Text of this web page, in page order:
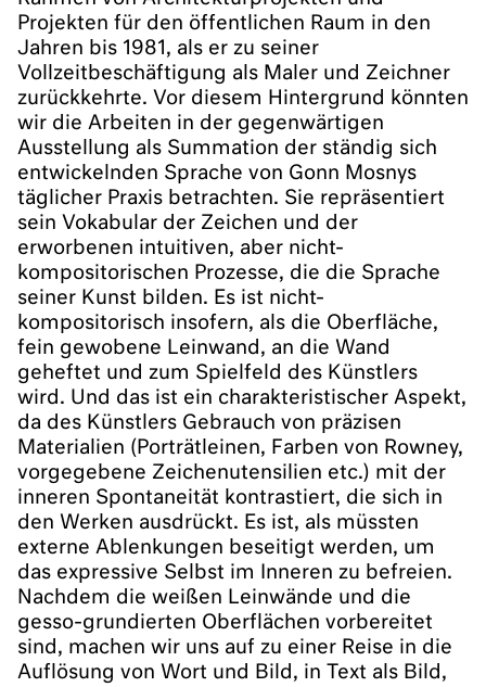
Projekten für den öffentlichen Raum in den
Jahren bis 1981, als er zu seiner
Vollzeitbeschäftigung als Maler und Zeichner
zurückkehrte. Vor diesem Hintergrund könnten
wir die Arbeiten in der gegenwärtigen
Ausstellung als Summation der ständig sich
entwickelnden Sprache von Gonn Mosnys
täglicher Praxis betrachten. Sie repräsentiert
sein Vokabular der Zeichen und der
erworbenen intuitiven, aber nicht-
kompositorischen Prozesse, die die Sprache
seiner Kunst bilden. Es ist nicht-
kompositorisch insofern, als die Oberfläche,
fein gewobene Leinwand, an die Wand
geheftet und zum Spielfeld des Künstlers
wird. Und das ist ein charakteristischer Aspekt,
da des Künstlers Gebrauch von präzisen
Materialien (Porträtleinen, Farben von Rowney,
vorgegebene Zeichenutensilien etc.) mit der
inneren Spontaneität kontrastiert, die sich in
den Werken ausdrückt. Es ist, als müssten
externe Ablenkungen beseitigt werden, um
das expressive Selbst im Inneren zu befreien.
Nachdem die weißen Leinwände und die
gesso-grundierten Oberflächen vorbereitet
sind, machen wir uns auf zu einer Reise in die
Auflösung von Wort und Bild, in Text als Bild,